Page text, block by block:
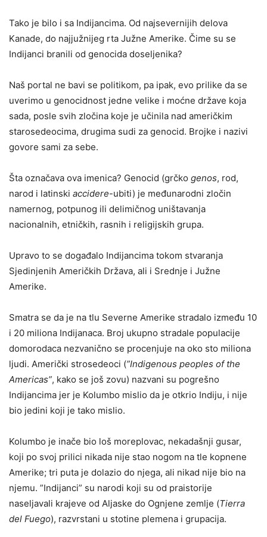
Tako je bilo i sa Indijancima. Od najsevernijih delova
Kanade, do najjužnijeg rta Južne Amerike. Čime su se
Indijanci branili od genocida doseljenika?
Naš portal ne bavi se politikom, pa ipak, evo prilike da se
uverimo u genocidnost jedne velike i moćne države koja
sada, posle svih zločina koje je učinila nad američkim
starosedeocima, drugima sudi za genocid. Brojke i nazivi
govore sami za sebe.
Šta označava ova imenica? Genocid (grčko genos, rod,
narod i latinski accidere-ubiti) je međunarodni zločin
namernog, potpunog ili delimičnog uništavanja
nacionalnih, etničkih, rasnih i religijskih grupa.
Upravo to se događalo Indijancima tokom stvaranja
Sjedinjenih Američkih Država, ali i Srednje i Južne
Amerike.
Smatra se da je na tlu Severne Amerike stradalo između 10
i 20 miliona Indijanaca. Broj ukupno stradale populacije
domorodaca nezvanično se procenjuje na oko sto miliona
ljudi. Američki strosedeoci (”Indigenous peoples of the
Americas”, kako se još zovu) nazvani su pogrešno
Indijancima jer je Kolumbo mislio da je otkrio Indiju, i nije
bio jedini koji je tako mislio.
Kolumbo je inače bio loš moreplovac, nekadašnji gusar,
koji po svoj prilici nikada nije stao nogom na tle kopnene
Amerike; tri puta je dolazio do njega, ali nikad nije bio na
njemu. ”Indijanci” su narodi koji su od praistorije
naseljavali krajeve od Aljaske do Ognjene zemlje (Tierra
del Fuego), razvrstani u stotine plemena i grupacija.